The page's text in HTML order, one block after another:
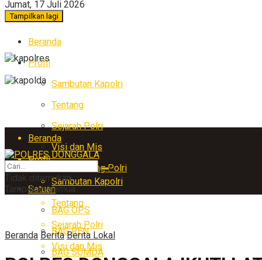
Jumat, 17 Juli 2026
Tampilkan lagi
Beranda
Profil
Sambutan Kapolri
Tentang
Sejarah Polri
Visi dan Mis
Arti Lambang Polri
Satuan
BAG OPS
BAG REN
BAG SUMDA
Beranda
Profil
Sambutan Kapolri
Tentang
Sejarah Polri
Visi dan Mis
Tidak ditemukan
Tampilkan semua
Beranda Berita Berita Lokal